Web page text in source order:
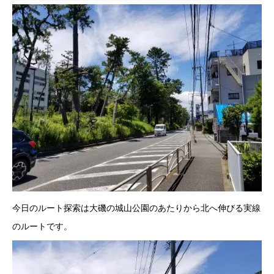
今日のルート探索は大磯の城山公園のあたりから北へ伸びる実線
のルートです。